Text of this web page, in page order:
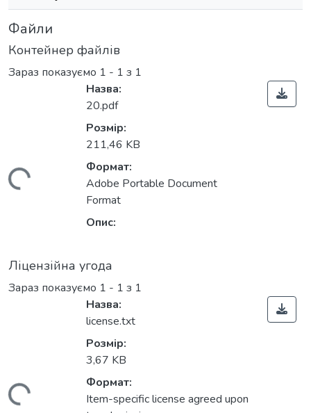
Файли
Контейнер файлів
Зараз показуємо 1 - 1 з 1
Назва:
20.pdf
Розмір:
211,46 KB
Формат:
Adobe Portable Document
Format
Опис:
Ліцензійна угода
Зараз показуємо 1 - 1 з 1
Назва:
license.txt
Розмір:
3,67 KB
Формат:
Item-specific license agreed upon